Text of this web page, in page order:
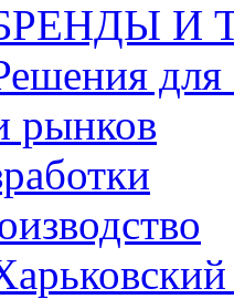
И
для
рынков